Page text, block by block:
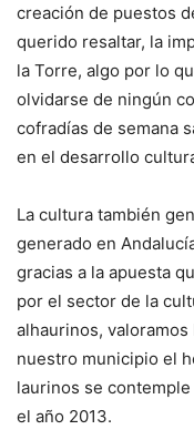
creación de puestos
querido resaltar, la
la Torre, algo por lo
olvidarse de ningún
cofradías de semana
en el desarrollo
La cultura también
generado en
gracias a la apuesta
por el sector de la
alhaurinos,
nuestro municipio el
laurinos se
el año 2013.